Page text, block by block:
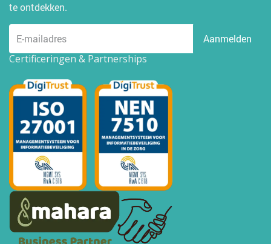
te ontdekken.
Aanmelden
Certificeringen & Partnerships